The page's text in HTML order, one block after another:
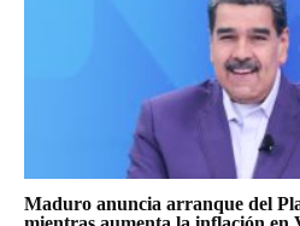
Maduro anuncia arranque del